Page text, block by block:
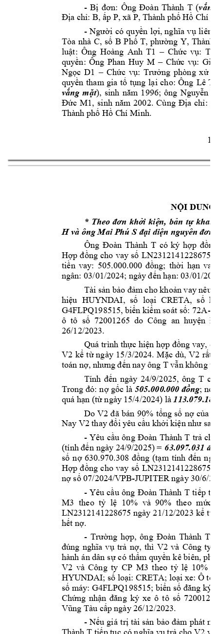
1
- Bị đơn: Ông Đoàn Thành T (
Địa chỉ: B, ấp P, xã P, Thành phố Hồ Chí
- Người có quyền lợi, nghĩa vụ liên
Tòa nhà C, số B Phố T, phường Y, Thành
luật: Ông Hoàng Anh T1 – Chức vụ:
quyền: Ông Phan Huy M – Chức vụ:
Ngọc D1 – Chức vụ: Trưởng phòng xử
quyền tham gia tố tụng lại cho: Ông Lê
vắng mặt), sinh năm 1996; ông Nguyễn
Đức M1, sinh năm 2002. Cùng Địa chỉ:
Thành phố Hồ Chí Minh.
NỘI DUNG
* Theo đơn khởi kiện, bản tự khai,
H và ông Mai Phú S đại diện nguyên
Ông Đoàn Thành T có ký hợp
Hợp đồng cho vay số LN2312141228675
tiền vay: 505.000.000 đồng; thời hạn
ngân: 03/01/2024; ngày đến hạn: 03/01/
Tài sản bảo đảm cho khoản vay nêu
hiệu HUYNDAI, số loại CRETA, số
G4FLPQ198515, biển kiểm soát số: 72A-
ô  tô số  72001265  do  Công  an  huyện
26/12/2023.
Quá trình thực hiện hợp đồng vay,
V2 kể từ ngày 15/3/2024. Mặc dù, V2 rất
toán nợ, nhưng đến nay ông T vẫn không
Tính đến ngày 24/9/2025, ông T
Trong đó: nợ gốc là 505.000.000 đồng; nợ
quá hạn (từ ngày 15/4/2024) là
Do V2 đã bán 90% tổng số nợ của
Nay V2 thay đổi yêu cầu khởi kiện như sa
- Yêu cầu ông Đoàn Thành T trả
(tính đến ngày 24/9/2025) = 63.097.031
số nợ 630.970.308 đồng (tạm tính đến
Hợp đồng cho vay số LN2312141228675
nợ số 07/2024/VPB-JUPITER ngày 30/6/
- Yêu cầu ông Đoàn Thành T tiếp
M3 theo  tỷ lệ 10% và 90% theo mức
LN2312141228675 ngày 21/12/2023 kể từ
hết nợ.
- Trường hợp, ông Đoàn Thành T
đúng nghĩa vụ trả nợ, thì V2 và Công ty
hành án dân sự có thẩm quyền kê biên,
V2 và Công ty CP M3 theo tỷ lệ 10%
HYUNDAI; số loại: CRETA; loại xe: Ô tô
số máy: G4FLPQ198515; biển số đăng ký:
Chứng nhận đăng ký xe ô tô số
Vũng Tàu cấp ngày 26/12/2023.
- Nếu giá trị tài sản bảo đảm phát